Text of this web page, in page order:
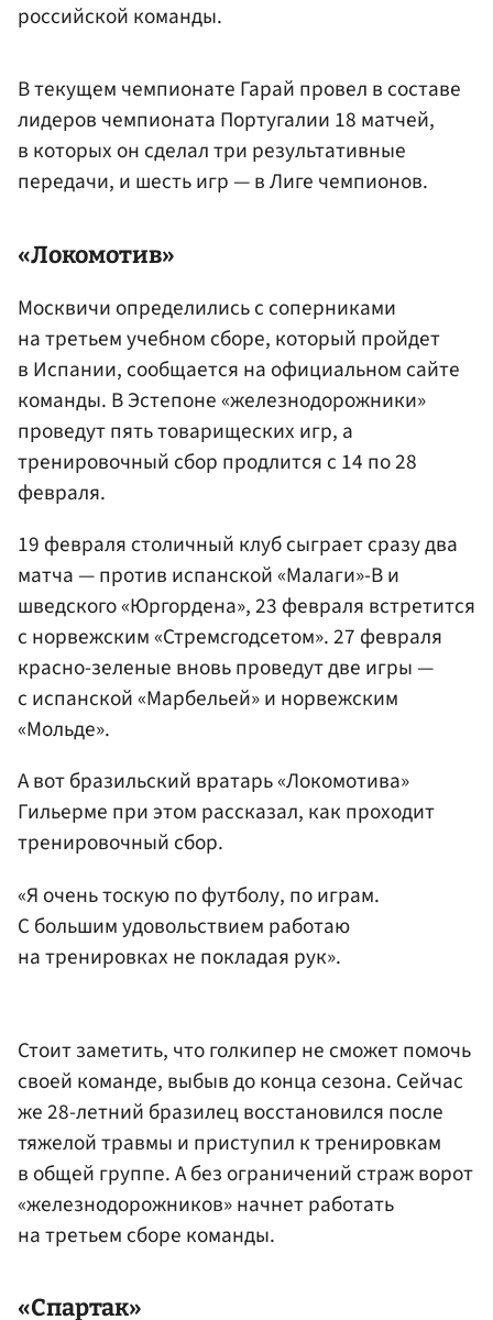
российской команды.
В текущем чемпионате Гарай провел в составе
лидеров чемпионата Португалии 18 матчей,
в которых он сделал три результативные
передачи, и шесть игр — в Лиге чемпионов.
«Локомотив»
Москвичи определились с соперниками
на третьем учебном сборе, который пройдет
в Испании, сообщается на официальном сайте
команды. В Эстепоне «железнодорожники»
проведут пять товарищеских игр, а
тренировочный сбор продлится с 14 по 28
февраля.
19 февраля столичный клуб сыграет сразу два
матча — против испанской «Малаги»-B и
шведского «Юргордена», 23 февраля встретится
с норвежским «Стремсгодсетом». 27 февраля
красно-зеленые вновь проведут две игры —
с испанской «Марбельей» и норвежским
«Мольде».
А вот бразильский вратарь «Локомотива»
Гильерме при этом рассказал, как проходит
тренировочный сбор.
«Я очень тоскую по футболу, по играм.
С большим удовольствием работаю
на тренировках не покладая рук».
Стоит заметить, что голкипер не сможет помочь
своей команде, выбыв до конца сезона. Сейчас
же 28-летний бразилец восстановился после
тяжелой травмы и приступил к тренировкам
в общей группе. А без ограничений страж ворот
«железнодорожников» начнет работать
на третьем сборе команды.
«Спартак»